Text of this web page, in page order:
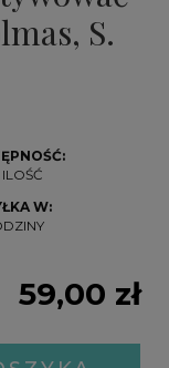
S.
W:
59,00 zł